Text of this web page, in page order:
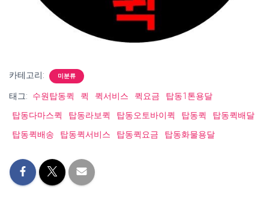
카테고리: 미분류
태그: 수원탑동퀵 퀵 퀵서비스 퀵요금
탑동1톤용달
탑동다마스퀵
탑동라보퀵 탑동오토바이퀵 탑동퀵
탑동퀵배달
탑동퀵배송
탑동퀵서비스 탑동퀵요금 탑동화물용달